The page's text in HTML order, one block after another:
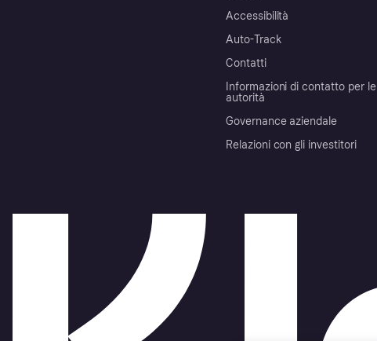
Accessibilità
Auto-Track
Contatti
Informazioni di contatto per le
autorità
Governance aziendale
Relazioni con gli investitori